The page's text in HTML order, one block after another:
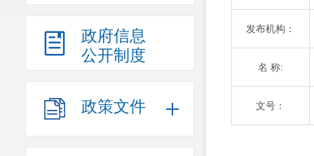
政府信息
公开制度
政策文件
发布机构：
名 称:
文号：